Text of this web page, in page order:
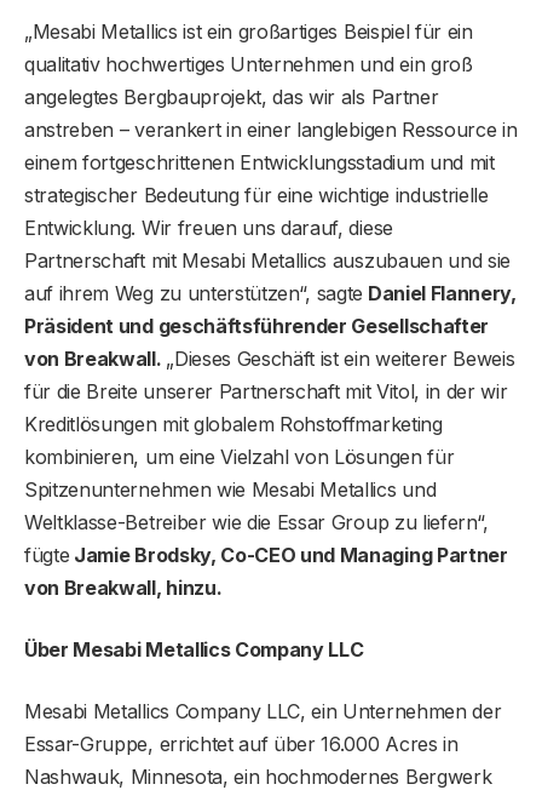
„Mesabi Metallics ist ein großartiges Beispiel für ein
qualitativ hochwertiges Unternehmen und ein groß
angelegtes Bergbauprojekt, das wir als Partner
anstreben – verankert in einer langlebigen Ressource in
einem fortgeschrittenen Entwicklungsstadium und mit
strategischer Bedeutung für eine wichtige industrielle
Entwicklung. Wir freuen uns darauf, diese
Partnerschaft mit Mesabi Metallics auszubauen und sie
auf ihrem Weg zu unterstützen“, sagte Daniel Flannery,
Präsident und geschäftsführender Gesellschafter
von Breakwall. „Dieses Geschäft ist ein weiterer Beweis
für die Breite unserer Partnerschaft mit Vitol, in der wir
Kreditlösungen mit globalem Rohstoffmarketing
kombinieren, um eine Vielzahl von Lösungen für
Spitzenunternehmen wie Mesabi Metallics und
Weltklasse-Betreiber wie die Essar Group zu liefern“,
fügte Jamie Brodsky, Co-CEO und Managing Partner
von Breakwall, hinzu.
Über Mesabi Metallics Company LLC
Mesabi Metallics Company LLC, ein Unternehmen der
Essar-Gruppe, errichtet auf über 16.000 Acres in
Nashwauk, Minnesota, ein hochmodernes Bergwerk